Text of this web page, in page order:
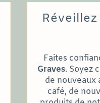
Faites
Graves. Soyez
de nouveaux
café, de